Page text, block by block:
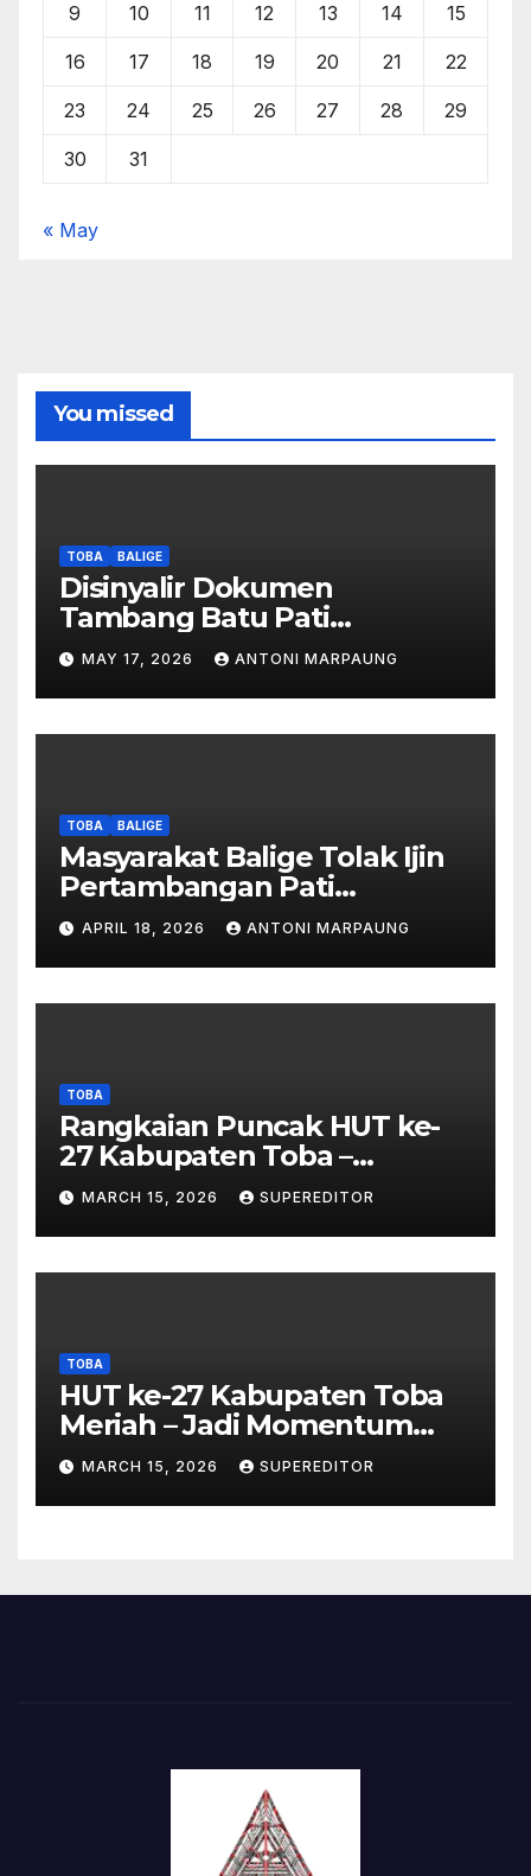
9 10 11 12 13 14 15
16 17 18 19 20 21 22
23 24 25 26 27 28 29
30 31
« May
You missed
TOBA BALIGE
Disinyalir Dokumen
Tambang Batu Pati
Simanjuntak Palsu – Jerry
Manurung : Tambang Tidak
Berada Di DTA – Frengki
Pardede : Kami Tidak Miliki
Dipalsukan
MAY 17, 2026 ANTONI MARPAUNG
TOBA BALIGE
Masyarakat Balige Tolak Ijin
Pertambangan Pati
Simanjuntak – btc Akan
Investigasi Proses Perijinan
APRIL 18, 2026 ANTONI MARPAUNG
TOBA
Rangkaian Puncak HUT ke-
27 Kabupaten Toba –
Panjatkan Doa Untuk
Kesejahteraan
MARCH 15, 2026 SUPEREDITOR
TOBA
HUT ke-27 Kabupaten Toba
Meriah – Jadi Momentum
Perkuat Sinergi
Pembangunan Kawasan
Danau Toba
MARCH 15, 2026 SUPEREDITOR